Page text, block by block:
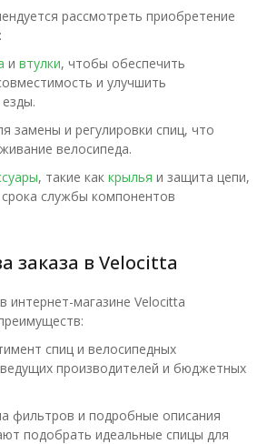
рассмотреть приобретение
и втулки, чтобы обеспечить
и улучшить
замены и регулировки спиц, что
велосипеда.
, такие как крылья и защита цепи,
службы компонентов
заказа в Velocitta
интернет-магазине Velocitta
спиц и велосипедных
ведущих производителей и бюджетных
фильтров и подробные описания
подобрать идеальные спицы для